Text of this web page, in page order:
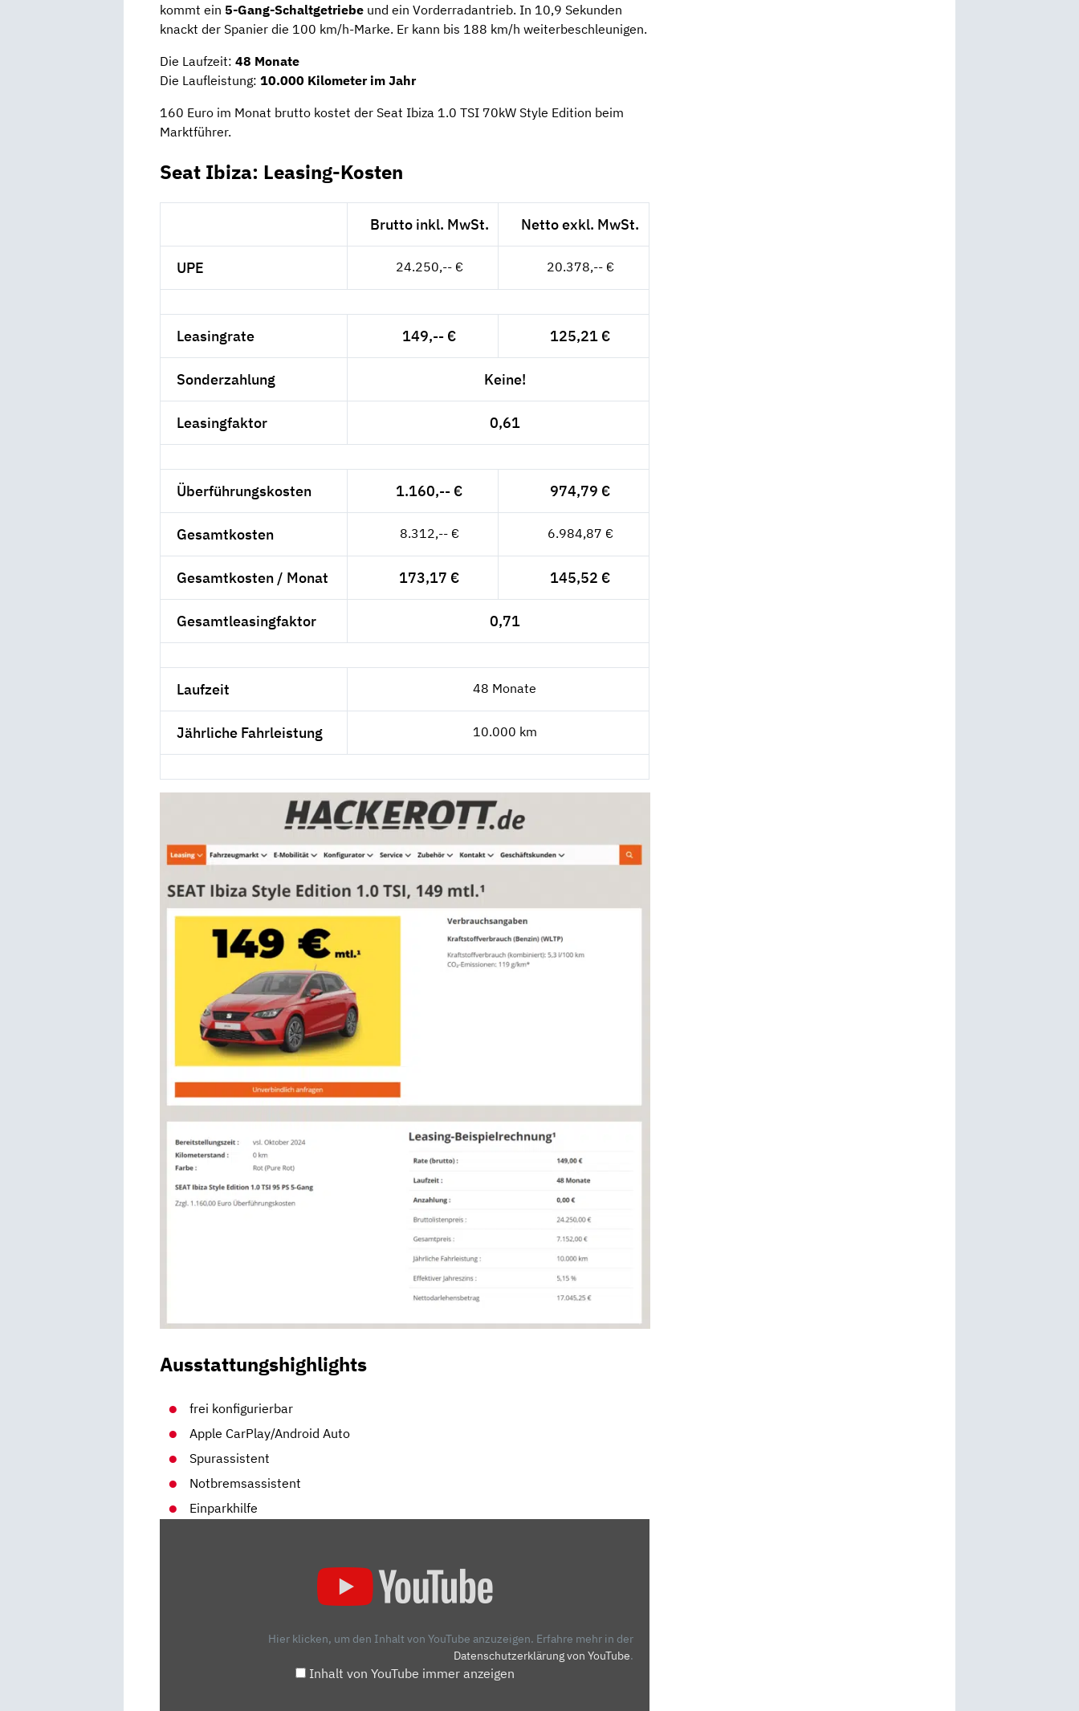
kommt ein 5-Gang-Schaltgetriebe und ein Vorderradantrieb. In 10,9 Sekunden
knackt der Spanier die 100 km/h-Marke. Er kann bis 188 km/h weiterbeschleunigen.
Die Laufzeit: 48 Monate
Die Laufleistung: 10.000 Kilometer im Jahr
160 Euro im Monat brutto kostet der Seat Ibiza 1.0 TSI 70kW Style Edition beim
Marktführer.
Seat Ibiza: Leasing-Kosten
Brutto inkl. MwSt. Netto exkl. MwSt.
UPE 24.250,-- € 20.378,-- €
Leasingrate 149,-- € 125,21 €
Sonderzahlung Keine!
Leasingfaktor 0,61
Überführungskosten 1.160,-- € 974,79 €
Gesamtkosten 8.312,-- € 6.984,87 €
Gesamtkosten / Monat 173,17 € 145,52 €
Gesamtleasingfaktor 0,71
Laufzeit 48 Monate
Jährliche Fahrleistung 10.000 km
Ausstattungshighlights
frei konfigurierbar
Apple CarPlay/Android Auto
Spurassistent
Notbremsassistent
Einparkhilfe
TEST/REVIEW/DETAILS“Hier klicken, um den Inhalt von YouTube anzuzeigen. Erfahre mehr in der
Datenschutzerklärung von YouTube.
Inhalt von YouTube immer anzeigen